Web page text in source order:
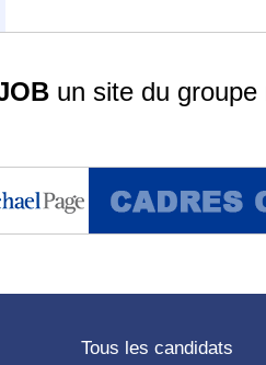
un site du groupe
Tous les candidats